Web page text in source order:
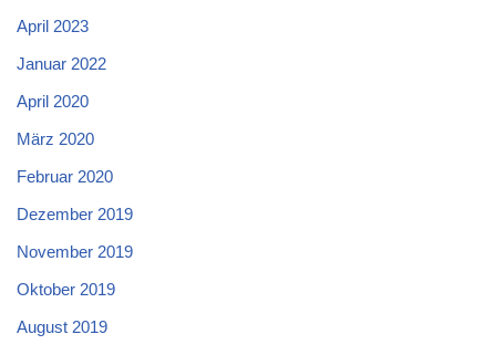
April 2023
Januar 2022
April 2020
März 2020
Februar 2020
Dezember 2019
November 2019
Oktober 2019
August 2019